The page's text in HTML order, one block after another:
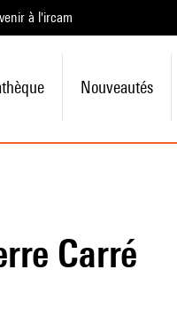
venir à l'ircam
Nouveautés
Carré